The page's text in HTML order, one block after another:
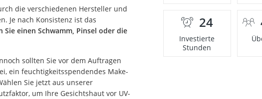
die verschiedenen Hersteller und
Je nach Konsistenz ist das
Sie einen Schwamm, Pinsel oder die
sollten Sie vor dem Auftragen
ein feuchtigkeitsspendendes Make-
Sie jetzt aus unserer
um Ihre Gesichtshaut vor UV-
24
Investierte
Stunden